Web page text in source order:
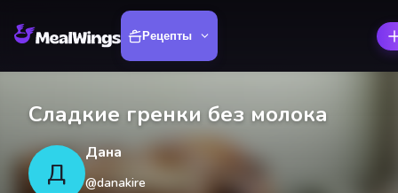
Рецепты
Сладкие гренки без молока
Д
Дана
@danakire